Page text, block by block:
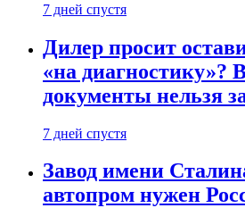
7 дней спустя
Дилер просит
«на диагностику»?
документы нельзя
7 дней спустя
Завод имени
автопром нужен